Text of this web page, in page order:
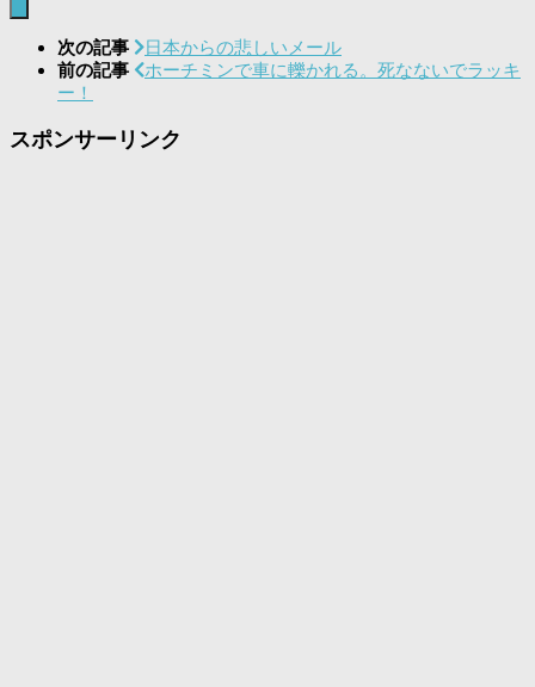
次の記事
日本からの悲しいメール
前の記事
ホーチミンで車に轢かれる。死なないでラッキ
ー！
スポンサーリンク